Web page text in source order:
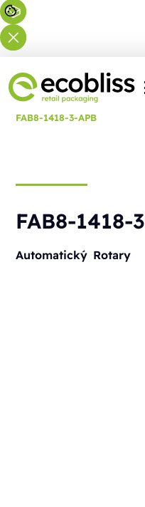
Nacházíte se zde: Domů
FAB8-1418-3-APB
FAB8-1418-
Automatický Rotary